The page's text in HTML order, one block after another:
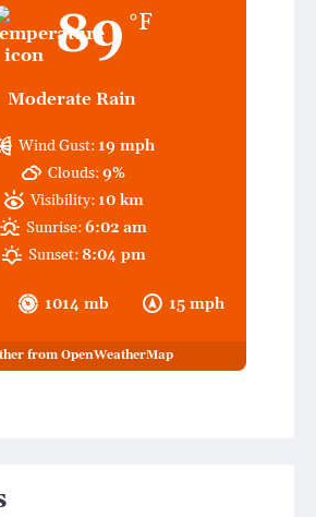
89 °F
Moderate Rain
1014 mb 15 mph
Wind Gust: 19 mph
Clouds:9%
Visibility: 10 km
Sunrise:6:02 am
Sunset:8:04 pm
from OpenWeatherMap